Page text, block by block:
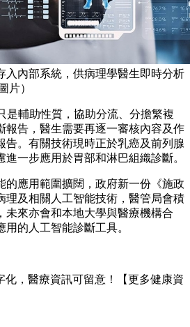
入內部系統，供病理學醫生即時分析
片）
是輔助性質，協助分流、分擔繁複
報告，醫生需要再逐一審核內容及作
告。有關技術現時正於乳癌及前列腺
一步應用於胃部和淋巴組織診斷。
的應用範圍擴闊，政府新一份《施政
理及相關人工智能技術，醫管局會積
未來亦會和本地大學與醫療機構合
的人工智能診斷工具。
，醫療資訊可留意！【更多健康資